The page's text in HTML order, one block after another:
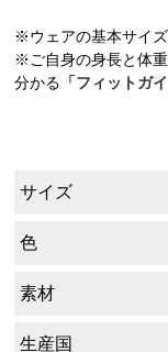
※ウェアの基本サイ
※ご自身の身長と体
分かる 「フィットガイ
サイズ
色
素材
生産国